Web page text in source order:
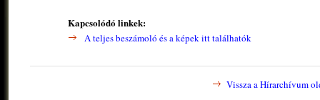
Kapcsolódó linkek:
A teljes beszámoló és a képek itt találhatók
Vissza a Hírarchívum